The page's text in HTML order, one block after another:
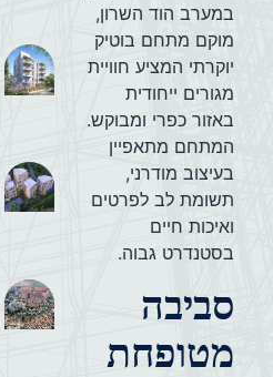
במערב הוד השרון,
מוקם מתחם בוטיק
יוקרתי המציע חוויית
מגורים ייחודית
באזור כפרי ומבוקש.
המתחם מתאפיין
בעיצוב מודרני,
תשומת לב לפרטים
ואיכות חיים
בסטנדרט גבוה.
סביבה
מטופחת